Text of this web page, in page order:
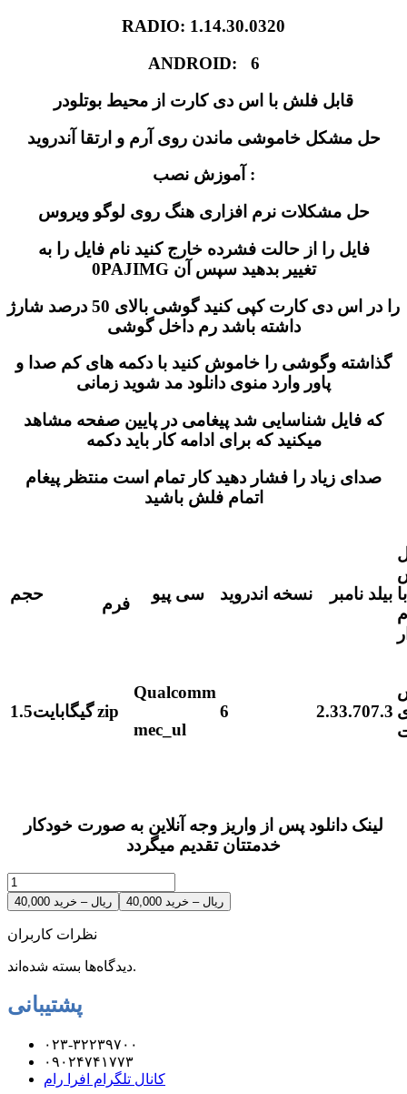
RADIO: 1.14.30.0320
ANDROID: 6
قابل فلش با اس دی کارت از محیط بوتلودر
حل مشکل خاموشی ماندن روی آرم و ارتقا آندروید
آموزش نصب :
حل مشکلات نرم افزاری هنگ روی لوگو ویروس
فایل را از حالت فشرده خارج کنید نام فایل را به
0PAJIMG تغییر بدهید سپس آن
را در اس دی کارت کپی کنید گوشی بالای 50 درصد شارژ
داشته باشد رم داخل گوشی
گذاشته وگوشی را خاموش کنید با دکمه های کم صدا و
پاور وارد منوی دانلود مد شوید زمانی
که فایل شناسایی شد پیغامی در پایین صفحه مشاهد
میکنید که برای ادامه کار باید دکمه
صدای زیاد را فشار دهید کار تمام است منتظر پیغام
اتمام فلش باشید
حجم
فرم
سی پیو نسخه اندروید بیلد نامبر با
1.5گیگابایتzip
Qualcomm
mec_ul
6 2.33.707.3
لینک دانلود پس از واریز وجه آنلاین به صورت خودکار
خدمتتان تقدیم میگردد
40,000 ریال – خرید
نظرات کاربران
دیدگاه‌ها بسته شده‌اند.
پشتیبانی
۰۲۳-۳۲۲۳۹۷۰۰
۰۹۰۲۴۷۴۱۷۷۳
کانال تلگرام افرا رام